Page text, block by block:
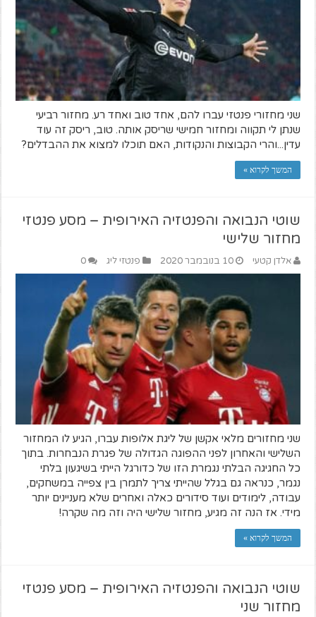
שני מחזורי פנטזי עברו להם, אחד טוב ואחד רע. מחזור רביעי
שנתן לי תקווה ומחזור חמישי שריסק אותה. טוב, ריסק זה עוד
עדין...והרי הקבוצות והנקודות, האם תוכלו למצוא את ההבדלים?
המשך לקרוא »
שוטי הנבואה והפנטזיה האירופית – מסע פנטזי
מחזור שלישי
אלדן קטעי 10 בנובמבר 2020 פנטזי ליג 0
שני מחזורים מלאי אקשן של ליגת אלופות עברו, הגיע לו המחזור
השלישי והאחרון לפני ההפוגה הגדולה של פגרת הנבחרות. בתוך
כל החגיגה הבלתי נגמרת הזו של כדורגל הייתי בשיגעון בלתי
נגמר, כנראה גם בגלל שהייתי צריך לתמרן בין צפייה במשחקים,
עבודה, לימודים ועוד סידורים כאלה ואחרים שלא מעניינים יותר
מידי. אז הנה זה מגיע, מחזור שלישי היה וזה מה שקרה!
המשך לקרוא »
שוטי הנבואה והפנטזיה האירופית – מסע פנטזי
מחזור שני